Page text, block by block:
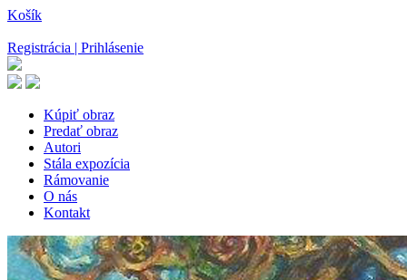
Košík
Registrácia | Prihlásenie
Kúpiť obraz
Predať obraz
Autori
Stála expozícia
Rámovanie
O nás
Kontakt